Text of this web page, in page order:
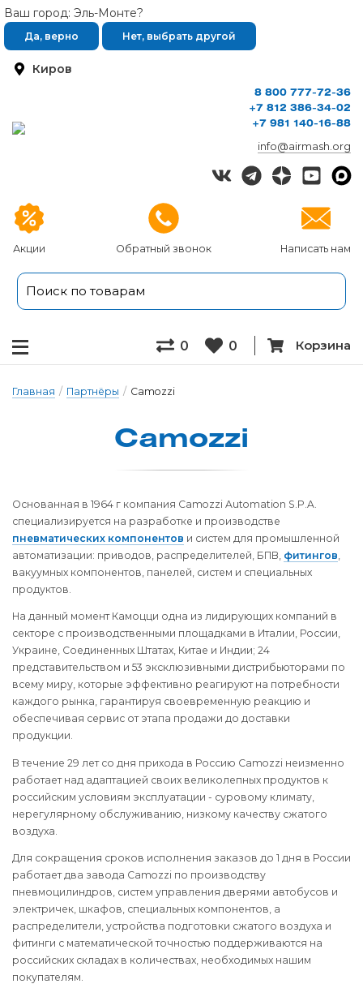
Киров
Ваш город: Эль-Монте?
Да, верно Нет, выбрать другой
Акции Обратный звонок Написать нам
8 800 777-72-36
+7 812 386-34-02
+7 981 140-16-88
info@airmash.org
0 0 Корзина
Главная / Партнёры / Camozzi
Camozzi
Основанная в 1964 г компания Camozzi Automation S.P.A.
специализируется на разработке и производстве
пневматических компонентов и систем для промышленной
автоматизации: приводов, распределителей, БПВ, фитингов,
вакуумных компонентов, панелей, систем и специальных
продуктов.
На данный момент Камоцци одна из лидирующих компаний в
секторе с производственными площадками в Италии, России,
Украине, Соединенных Штатах, Китае и Индии; 24
представительством и 53 эксклюзивными дистрибьюторами по
всему миру, которые эффективно реагируют на потребности
каждого рынка, гарантируя своевременную реакцию и
обеспечивая сервис от этапа продажи до доставки
продукции.
В течение 29 лет со дня прихода в Россию Camozzi неизменно
работает над адаптацией своих великолепных продуктов к
российским условиям эксплуатации - суровому климату,
нерегулярному обслуживанию, низкому качеству сжатого
воздуха.
Для сокращения сроков исполнения заказов до 1 дня в России
работает два завода Camozzi по производству
пневмоцилиндров, систем управления дверями автобусов и
электричек, шкафов, специальных компонентов, а
распределители, устройства подготовки сжатого воздуха и
фитинги с математической точностью поддерживаются на
российских складах в количествах, необходимых нашим
покупателям.